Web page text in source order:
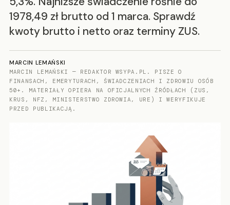
1978,49 zł brutto od 1 marca. Sprawdź
kwoty brutto i netto oraz terminy ZUS.
MARCIN LEMAŃSKI
MARCIN LEMAŃSKI — REDAKTOR WSYPA.PL. PISZE O
FINANSACH, EMERYTURACH, ŚWIADCZENIACH I ZDROWIU OSÓB
50+. MATERIAŁY OPIERA NA OFICJALNYCH ŹRÓDŁACH (ZUS,
KRUS, NFZ, MINISTERSTWO ZDROWIA, URE) I WERYFIKUJE
PRZED PUBLIKACJĄ.